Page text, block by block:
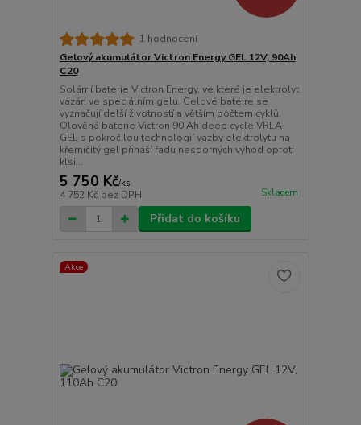
1 hodnocení
Gelový akumulátor Victron Energy GEL 12V, 90Ah
C20
Solární baterie Victron Energy, ve které je elektrolyt
vázán ve speciálním gelu. Gelové bateire se
vyznačují delší životností a větším počtem cyklů.
Olověná baterie Victron 90 Ah deep cycle VRLA
GEL s pokročilou technologií vazby elektrolytu na
křemičitý gel přináší řadu nesporných výhod oproti
klsi...
5 750 Kč/ks
4 752 Kč bez DPH Skladem
Přidat do košíku
Akce